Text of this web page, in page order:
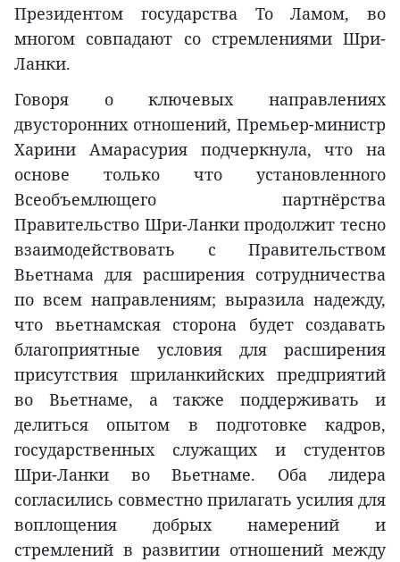
Президентом государства То Ламом, во
многом совпадают со стремлениями Шри-
Ланки.
Говоря о ключевых направлениях
двусторонних отношений, Премьер-министр
Харини Амарасурия подчеркнула, что на
основе только что установленного
Всеобъемлющего партнёрства
Правительство Шри-Ланки продолжит тесно
взаимодействовать с Правительством
Вьетнама для расширения сотрудничества
по всем направлениям; выразила надежду,
что вьетнамская сторона будет создавать
благоприятные условия для расширения
присутствия шриланкийских предприятий
во Вьетнаме, а также поддерживать и
делиться опытом в подготовке кадров,
государственных служащих и студентов
Шри-Ланки во Вьетнаме. Оба лидера
согласились совместно прилагать усилия для
воплощения добрых намерений и
стремлений в развитии отношений между